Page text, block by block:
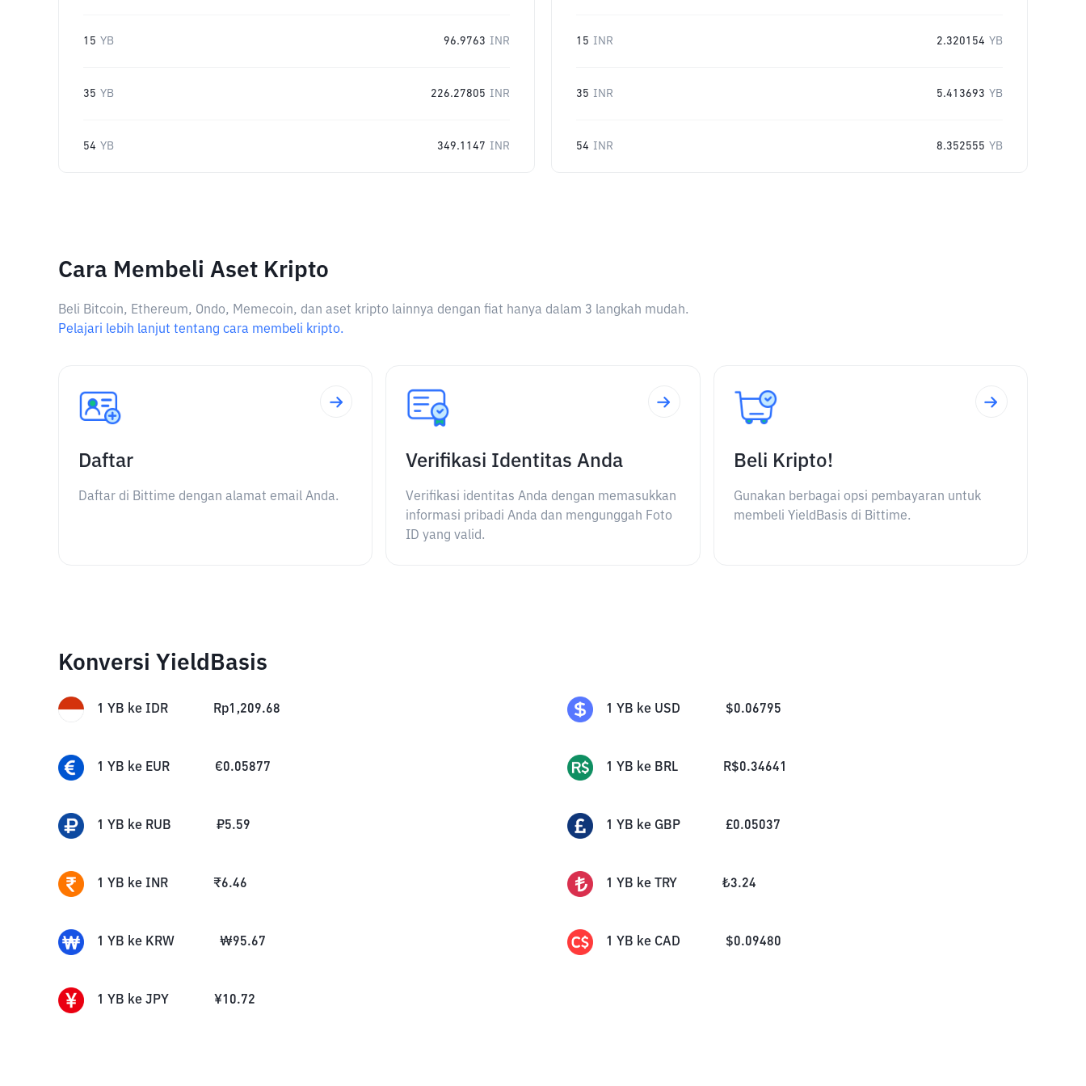
15 YB 96.9763 INR
35 YB 226.27805 INR
54 YB 349.1147 INR
15 INR 2.320154 YB
35 INR 5.413693 YB
54 INR 8.352555 YB
Cara Membeli Aset Kripto
Beli Bitcoin, Ethereum, Ondo, Memecoin, dan aset kripto lainnya dengan fiat hanya dalam 3 langkah mudah.
Pelajari lebih lanjut tentang cara membeli kripto.
Daftar
Daftar di Bittime dengan alamat email Anda.
Verifikasi Identitas Anda
Verifikasi identitas Anda dengan memasukkan
informasi pribadi Anda dan mengunggah Foto
ID yang valid.
Beli Kripto!
Gunakan berbagai opsi pembayaran untuk
membeli YieldBasis di Bittime.
Konversi YieldBasis
1 YB ke IDR Rp1,209.68 1 YB ke USD $0.06795
1 YB ke EUR €0.05877 1 YB ke BRL R$0.34641
1 YB ke RUB ₽5.59 1 YB ke GBP £0.05037
1 YB ke INR ₹6.46 1 YB ke TRY ₺3.24
1 YB ke KRW ₩95.67 1 YB ke CAD $0.09480
1 YB ke JPY ¥10.72